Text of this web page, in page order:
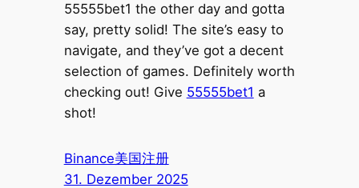
55555bet1 the other day and gotta
say, pretty solid! The site’s easy to
navigate, and they’ve got a decent
selection of games. Definitely worth
checking out! Give 55555bet1 a
shot!
Binance美国注册
31. Dezember 2025